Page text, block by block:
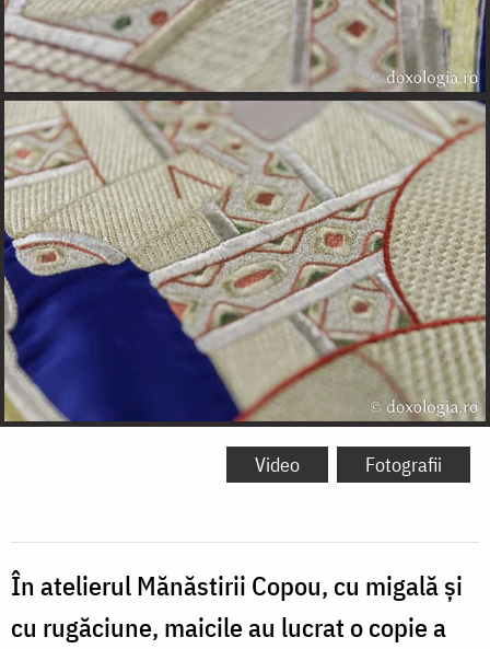
Video Fotografii
În atelierul Mănăstirii Copou, cu migală și
cu rugăciune, maicile au lucrat o copie a